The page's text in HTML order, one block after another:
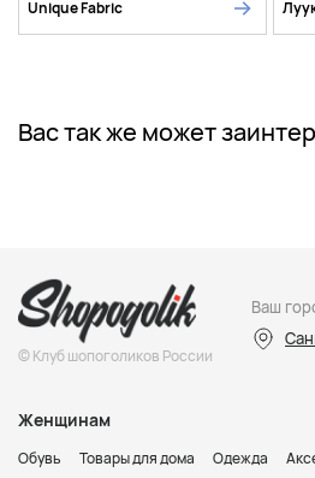
Unique Fabric
Вас так же может
© Клуб шопоголиков России
Ваш
Женщинам
Обувь Товары для дома Одежда